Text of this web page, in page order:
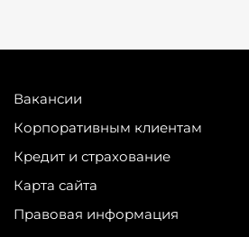
Вакансии
Корпоративным клиентам
Кредит и страхование
Карта сайта
Правовая информация